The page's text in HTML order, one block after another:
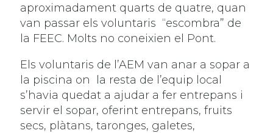
aproximadament quarts de quatre, quan
van passar els voluntaris “escombra” de
la FEEC. Molts no coneixien el Pont.
Els voluntaris de l’AEM van anar a sopar a
la piscina on la resta de l’equip local
s’havia quedat a ajudar a fer entrepans i
servir el sopar, oferint entrepans, fruits
secs, plàtans, taronges, galetes,